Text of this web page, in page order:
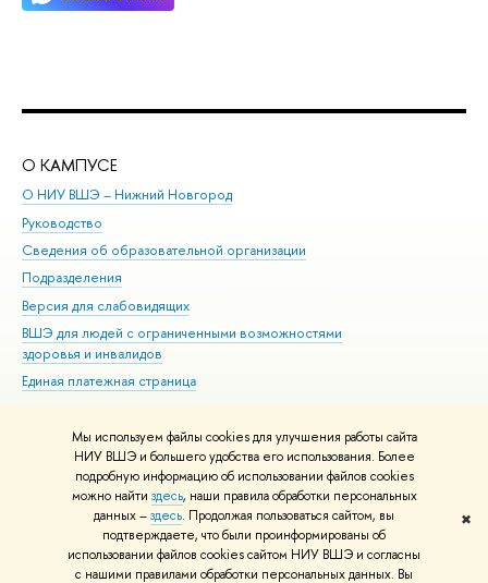
Мы используем файлы cookies для улучшения работы сайта
НИУ ВШЭ и большего удобства его использования. Более
подробную информацию об использовании файлов cookies
можно найти здесь, наши правила обработки персональных
данных –здесь. Продолжая пользоваться сайтом, вы
подтверждаете, что были проинформированы об
использовании файлов cookies сайтом НИУ ВШЭ и согласны
с нашими правилами обработки персональных данных. Вы
✖
О КАМПУСЕ
О НИУ ВШЭ – Нижний Новгород
Руководство
Сведения об образовательной организации
Подразделения
Версия для слабовидящих
ВШЭ для людей с ограниченными возможностями
здоровья и инвалидов
Единая платежная страница
© НИУ ВШЭ 1993–2026 Адреса и контакты Условия использования
материалов Политика конфиденциальности Карта сайта